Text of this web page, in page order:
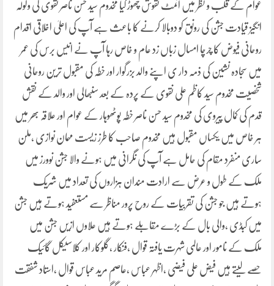
عوام کے قلب و نظر میں انمٹ نقوش چھوڑ گیا مخدوم سید حسن ناصر نقوی کی ولولہ
انگیز قیادت جشن کی رونق کو دوبالا کرنے کا باعث ہے آپ کی اعلیٰ اخلاقی اقدام
روحانی فیوض کا چرچا امسال زباں زد عام و خاص رہا آپ نے انیس برس کی عمر
میں سجادہ نشین کی ذمہ دار ی اپنے والد بزرگوار اور خطہ کی مقبول ترین روحانی
شخصیت مخدوم سید کاظم علی نقوی کے پردہ کے بعد سنبھالی اور والد کے نقش
قدم کی کمال پیروی کی مخدوم سید حسن ناصر خطہ پوٹھوہار کے عوام اور علاقہ بھر میں
ہر خاص میں یکساں مقبول ہیں مخدوم صاحب کا طرز زیست مہمان نوازی ،ملن
ساری منفرد مقام کی حامل ہے آپ کی نگرانی میں ہونے والا جشن نوورز میں
ملک کے طول و عرض سے ارادت مندان ہزاروں کی تعداد میں شریک
ہوتے ہیں جو جشن کی تقربیات کے روح پرور مناظر سے مستعفید ہوتے ہیں جشن
میں کبڈی ،والی بال کے بڑے مقابلے ہوتے ہیں علاوں ازیں جشن میں
ملک کے نامور اور عالمی شہرت یافتہ قوال ،فنکار ،گلوکار اور کلاسیکل گائیک
حصے لیتے ہیں فیض علی فیضی ،اظہر عباس ،عاصم مرید عباس قوال ،استاد شفقت